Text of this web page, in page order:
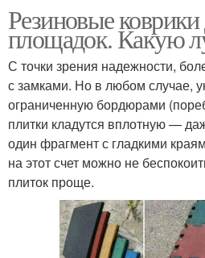
Резиновые
площадок. Какую
С точки зрения надежности,
с замками. Но в любом случае,
ограниченную бордюрами
плитки кладутся вплотную —
один фрагмент с гладкими
на этот счет можно не
плиток проще.